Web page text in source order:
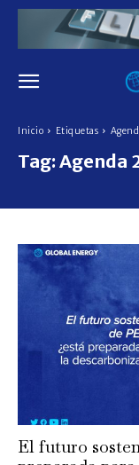
Inicio Etiquetas
Tag: Agenda
El futuro